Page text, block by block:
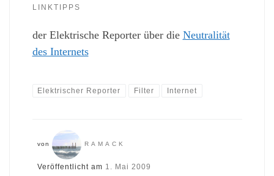
LINKTIPPS
der Elektrische Reporter über die Neutralität
des Internets
Elektrischer Reporter Filter Internet
von RAMACK
Veröffentlicht am 1. Mai 2009